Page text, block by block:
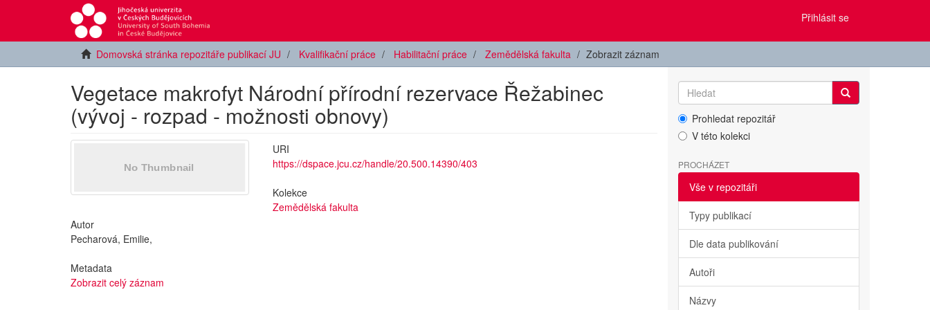
Přihlásit se
Domovská stránka repozitáře publikací JU Kvalifikační práce Habilitační práce Zemědělská fakulta Zobrazit záznam
Vegetace makrofyt Národní přírodní rezervace Řežabinec
(vývoj - rozpad - možnosti obnovy)
Autor
Pecharová, Emilie,
Metadata
Zobrazit celý záznam
URI
https://dspace.jcu.cz/handle/20.500.14390/403
Kolekce
Zemědělská fakulta
Prohledat repozitář
V této kolekci
PROCHÁZET
Vše v repozitáři
Typy publikací
Dle data publikování
Autoři
Názvy